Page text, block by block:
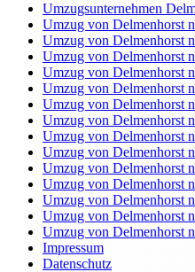
Umzugsunternehmen
Umzug von Delmenhorst
Umzug von Delmenhorst
Umzug von Delmenhorst
Umzug von Delmenhorst
Umzug von Delmenhorst
Umzug von Delmenhorst
Umzug von Delmenhorst
Umzug von Delmenhorst
Umzug von Delmenhorst
Umzug von Delmenhorst
Umzug von Delmenhorst
Umzug von Delmenhorst
Umzug von Delmenhorst
Umzug von Delmenhorst
Impressum
Datenschutz